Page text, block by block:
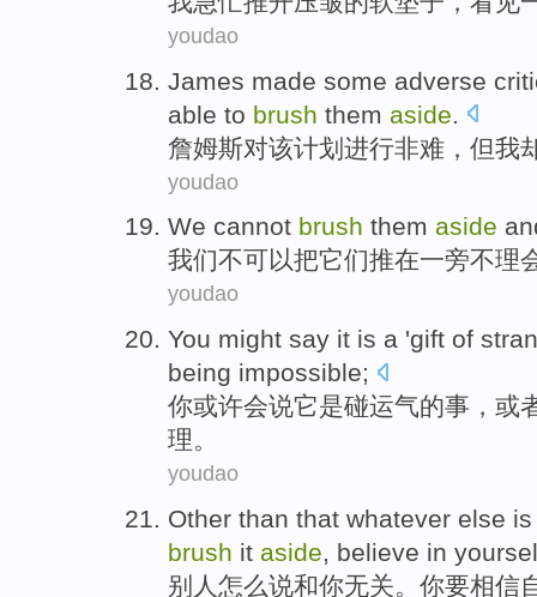
youdao
James made some adverse
able to brush them aside
詹姆斯对该计划进行非难 ， 但我
youdao
We cannot brush them aside
我们不可以把它们推在一旁不理
youdao
You might say it is a 'gift of
being impossible;
你或许会说它是碰运气的事， 或
理。
youdao
Other than that whatever else
brush it aside, believe in
别人 怎么说和你无关。你要相信